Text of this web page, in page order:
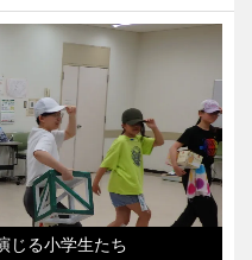
じる小学生たち